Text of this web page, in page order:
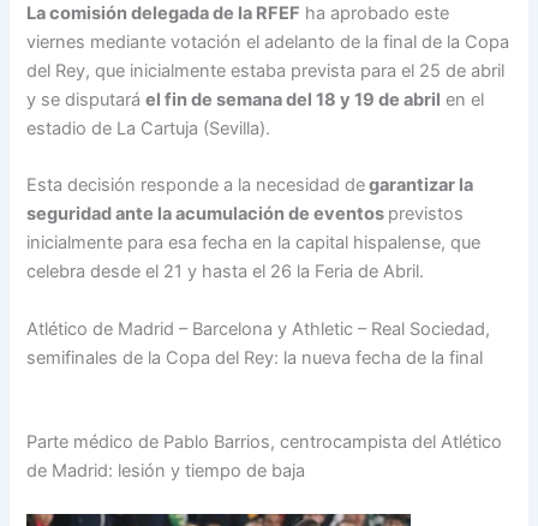
La comisión delegada de la RFEF ha aprobado este
viernes mediante votación el adelanto de la final de la Copa
del Rey, que inicialmente estaba prevista para el 25 de abril
y se disputaráel fin de semana del 18 y 19 de abril en el
estadio de La Cartuja (Sevilla).
Esta decisión responde a la necesidad degarantizar la
seguridad ante la acumulación de eventos previstos
inicialmente para esa fecha en la capital hispalense, que
celebra desde el 21 y hasta el 26 la Feria de Abril.
Atlético de Madrid – Barcelona y Athletic – Real Sociedad,
semifinales de la Copa del Rey: la nueva fecha de la final
Parte médico de Pablo Barrios, centrocampista del Atlético
de Madrid: lesión y tiempo de baja